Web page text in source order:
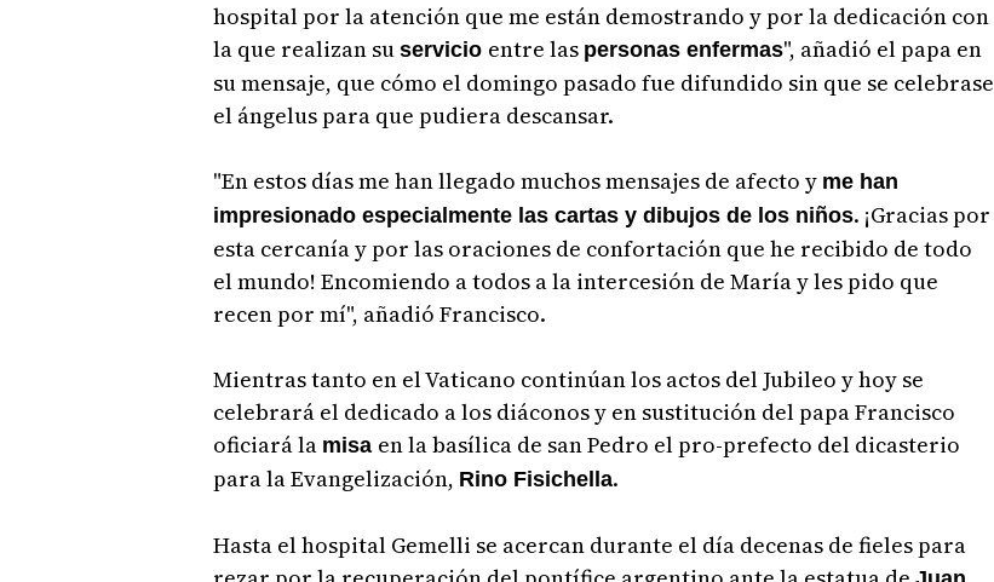
hospital por la atención que me están demostrando y por la dedicación con
la que realizan su servicio entre las personas enfermas", añadió el papa en
su mensaje, que cómo el domingo pasado fue difundido sin que se celebrase
el ángelus para que pudiera descansar.
"En estos días me han llegado muchos mensajes de afecto y me han
impresionado especialmente las cartas y dibujos de los niños. ¡Gracias por
esta cercanía y por las oraciones de confortación que he recibido de todo
el mundo! Encomiendo a todos a la intercesión de María y les pido que
recen por mí", añadió Francisco.
Mientras tanto en el Vaticano continúan los actos del Jubileo y hoy se
celebrará el dedicado a los diáconos y en sustitución del papa Francisco
oficiará la misa en la basílica de san Pedro el pro-prefecto del dicasterio
para la Evangelización, Rino Fisichella.
Hasta el hospital Gemelli se acercan durante el día decenas de fieles para